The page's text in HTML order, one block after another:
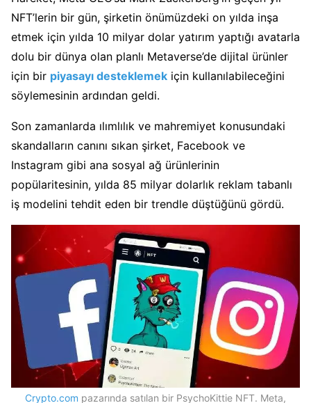
NFT’lerin bir gün, şirketin önümüzdeki on yılda inşa
etmek için yılda 10 milyar dolar yatırım yaptığı avatarla
dolu bir dünya olan planlı Metaverse’de dijital ürünler
için bir piyasayı desteklemek için kullanılabileceğini
söylemesinin ardından geldi.
Son zamanlarda ılımlılık ve mahremiyet konusundaki
skandalların canını sıkan şirket, Facebook ve
Instagram gibi ana sosyal ağ ürünlerinin
popülaritesinin, yılda 85 milyar dolarlık reklam tabanlı
iş modelini tehdit eden bir trendle düştüğünü gördü.
Crypto.com pazarında satılan bir PsychoKittie NFT. Meta,